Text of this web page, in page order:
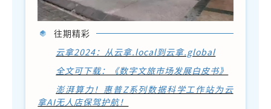
往期精彩
云拿2024：从云拿.local到云拿.global
全文可下载：《数字文旅市场发展白皮书》
澎湃算力！惠普Z系列数据科学工作站为云
拿AI无人店保驾护航！